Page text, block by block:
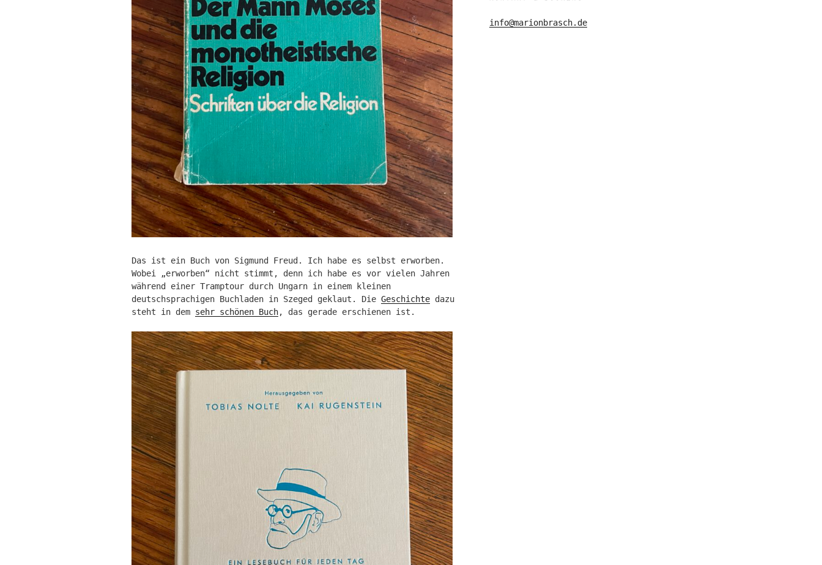
Das ist ein Buch von Sigmund Freud. Ich habe es selbst erworben.
Wobei „erworben“ nicht stimmt, denn ich habe es vor vielen Jahren
während einer Tramptour durch Ungarn in einem kleinen
deutschsprachigen Buchladen in Szeged geklaut. DieGeschichte dazu
steht in dem sehr schönen Buch, das gerade erschienen ist.
info@marionbrasch.de